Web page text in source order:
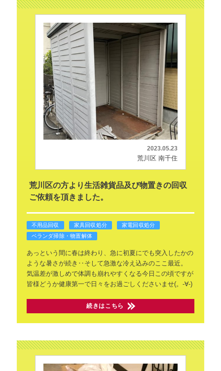
2023.05.23
荒川区 南千住
荒川区の方より生活雑貨品及び物置きの回収
ご依頼を頂きました。
不用品回収 家具回収処分
家電回収処分
ベランダ掃除・物置解体
あっという間に春は終わり、急に初夏にでも突入したかの
ような暑さが続き‥そして急激な冷え込みのここ最近。
気温差が激しめで体調も崩れやすくなる今日この頃ですが
皆様どうか健康第一で日々をお過ごしくださいませ(。-∀-)
続きはこちら